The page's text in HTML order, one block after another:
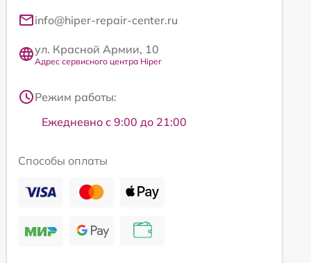
info@hiper-repair-center.ru
ул. Красной Армии, 10
Адрес сервисного центра Hiper
Режим работы:
Ежедневно с 9:00 до 21:00
Способы оплаты